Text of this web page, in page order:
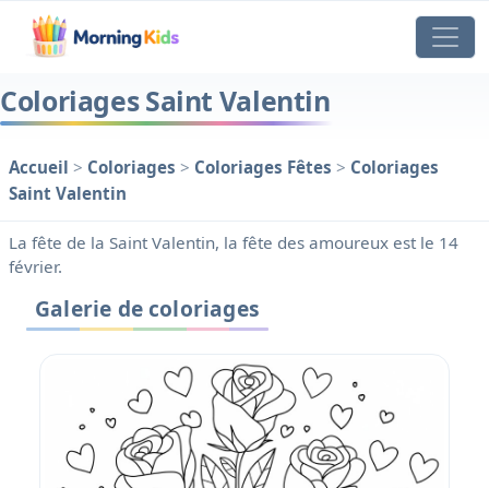
Coloriages Saint Valentin
Accueil > Coloriages > Coloriages Fêtes > Coloriages
Saint Valentin
La fête de la Saint Valentin, la fête des amoureux est le 14
février.
Galerie de coloriages